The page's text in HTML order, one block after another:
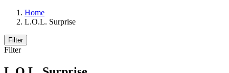
Home
L.O.L. Surprise
Filter
Filter